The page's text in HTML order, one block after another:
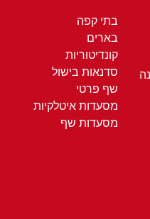
בתי קפה
בארים
קונדיטוריות
סדנאות בישול
שף פרטי
מסעדות איטלקיות
מסעדות שף